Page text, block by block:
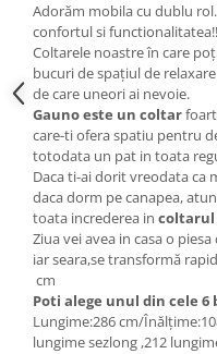
Adorăm mobila cu dublu
confortul si functionalitatea!!
Coltarele noastre în care
bucuri de spațiul de
de care uneori ai nevoie.
Gauno este un coltar
care-ti ofera spatiu pentru
totodata un pat in toata
Daca ti-ai dorit vreodata ca
daca dorm pe canapea,
toata increderea in coltarul
Ziua vei avea in casa o
iar seara,se transformă
cm
Poti alege unul din cele
Lungime:286 cm/
lungime sezlong ,212